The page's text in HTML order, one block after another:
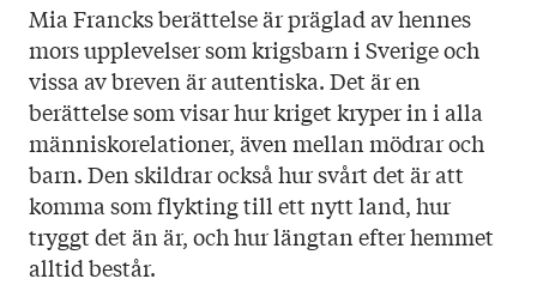
Mia Francks berättelse är präglad av hennes
mors upplevelser som krigsbarn i Sverige och
vissa av breven är autentiska. Det är en
berättelse som visar hur kriget kryper in i alla
människorelationer, även mellan mödrar och
barn. Den skildrar också hur svårt det är att
komma som flykting till ett nytt land, hur
tryggt det än är, och hur längtan efter hemmet
alltid består.